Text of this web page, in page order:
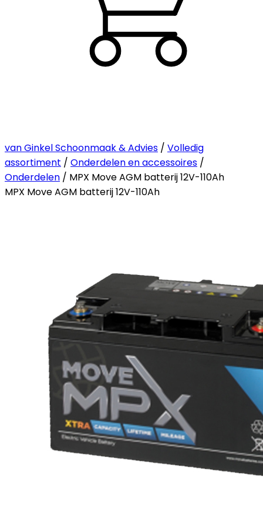
van Ginkel Schoonmaak & Advies / Volledig
assortiment / Onderdelen en accessoires /
Onderdelen / MPX Move AGM batterij 12V-110Ah
MPX Move AGM batterij 12V-110Ah